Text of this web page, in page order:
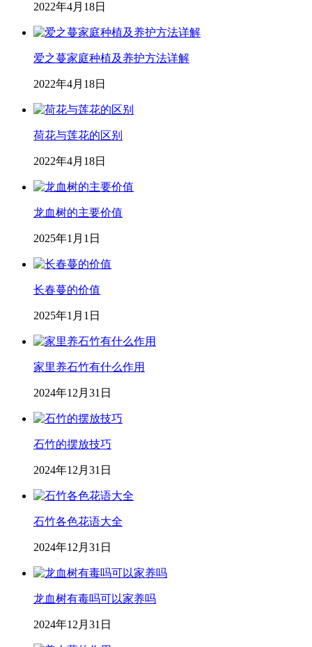
2022年4月18日
爱之蔓家庭种植及养护方法详解
2022年4月18日
荷花与莲花的区别
2022年4月18日
龙血树的主要价值
2025年1月1日
长春蔓的价值
2025年1月1日
家里养石竹有什么作用
2024年12月31日
石竹的摆放技巧
2024年12月31日
石竹各色花语大全
2024年12月31日
龙血树有毒吗可以家养吗
2024年12月31日